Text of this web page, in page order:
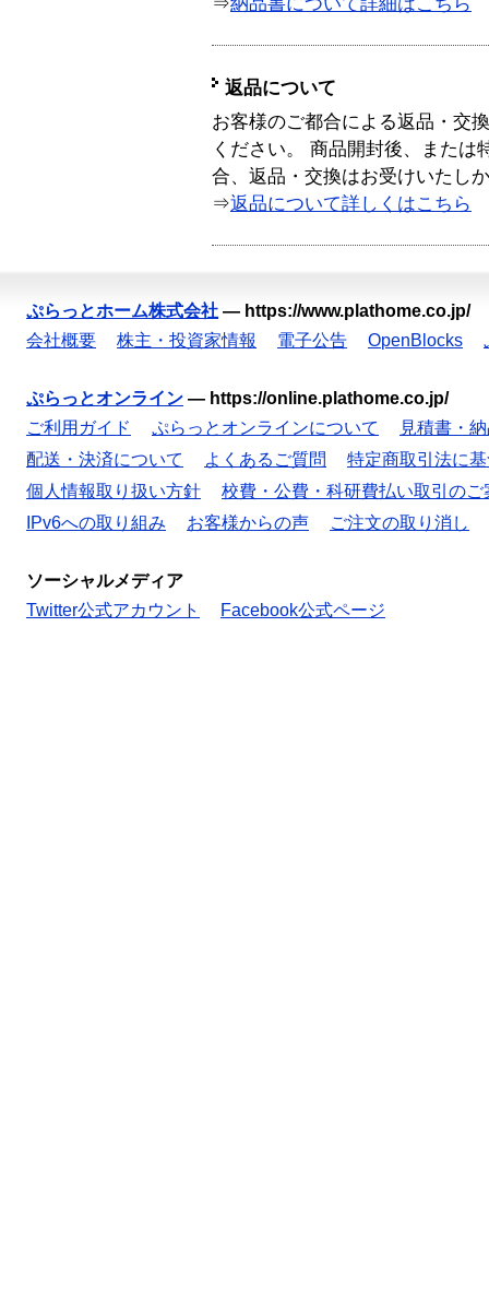
返品について
お客様のご都合による返品・交
ください。 商品開封後、または
合、返品・交換はお受けいたし
⇒返品について詳しくはこちら
ぷらっとホーム株式会社 — https://www.plathome.co.jp/
会社概要
株主・投資家情報 電子公告 OpenBlocks
ぷらっとオンライン — https://online.plathome.co.jp/
ご利用ガイド
ぷらっとオンラインについて
見積書・
配送・決済について
よくあるご質問
特定商取引法に
個人情報取り扱い方針
校費・公費・科研費払い取引のご
IPv6への取り組み
お客様からの声 ご注文の取り消し
ソーシャルメディア
Twitter公式アカウント
Facebook公式ページ